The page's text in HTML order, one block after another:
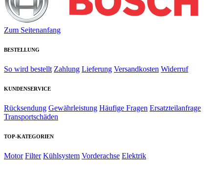
Zum Seitenanfang
BESTELLUNG
So wird bestellt Zahlung Lieferung Versandkosten Widerruf
KUNDENSERVICE
Rücksendung Gewährleistung Häufige Fragen Ersatzteilanfrage
Transportschäden
TOP-KATEGORIEN
Motor Filter Kühlsystem Vorderachse Elektrik